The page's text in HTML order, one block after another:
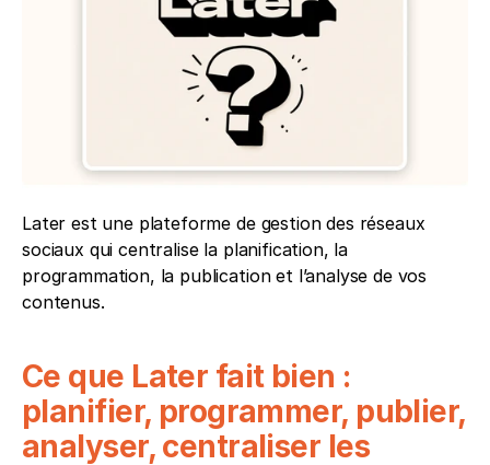
Later est une plateforme de gestion des réseaux
sociaux qui centralise la planification, la
programmation, la publication et l’analyse de vos
contenus.
Ce que Later fait bien :
planifier, programmer, publier,
analyser, centraliser les